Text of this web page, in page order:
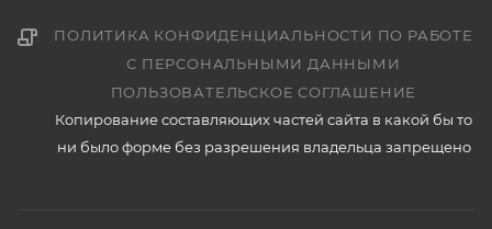
ПОЛИТИКА КОНФИДЕНЦИАЛЬНОСТИ ПО РАБОТЕ
С ПЕРСОНАЛЬНЫМИ ДАННЫМИ
ПОЛЬЗОВАТЕЛЬСКОЕ СОГЛАШЕНИЕ
Копирование составляющих частей сайта в какой бы то
ни было форме без разрешения владельца запрещено